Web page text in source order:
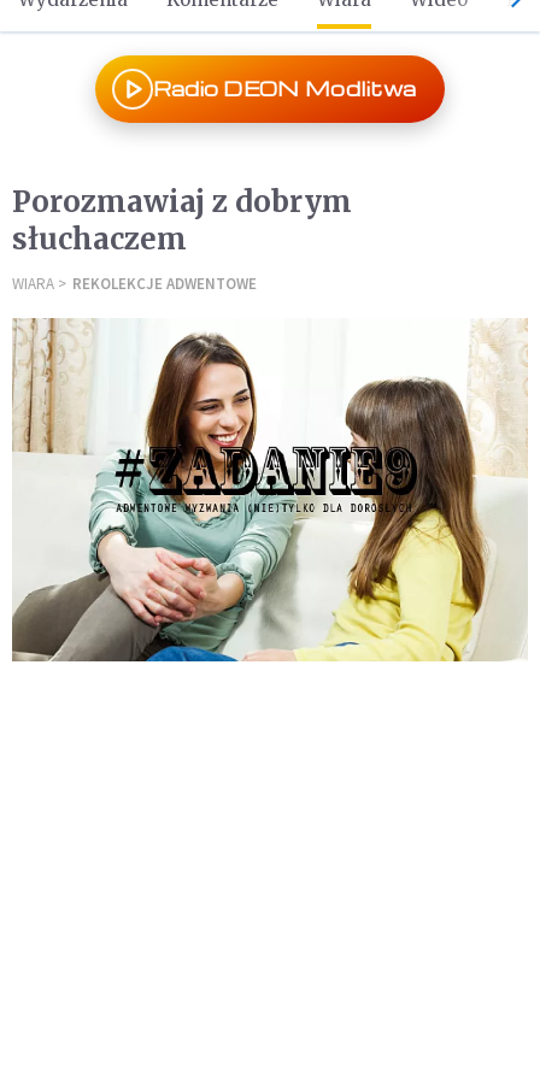
Radio DEON Modlitwa
Porozmawiaj z dobrym
słuchaczem
WIARA REKOLEKCJE ADWENTOWE